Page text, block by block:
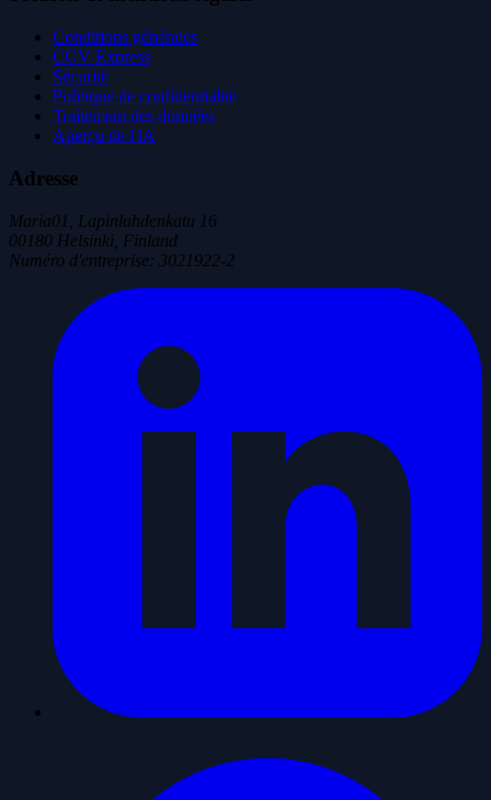
Conditions générales
CGV Express
Sécurité
Politique de confidentialité
Traitement des données
Aperçu de l'IA
Adresse
Maria01, Lapinlahdenkatu 16
00180 Helsinki, Finland
Numéro d'entreprise: 3021922-2